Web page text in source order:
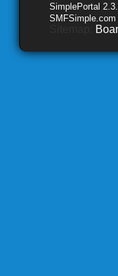
SimplePortal